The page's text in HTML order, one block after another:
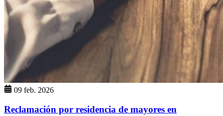
09 feb. 2026
Reclamación por residencia de mayores en